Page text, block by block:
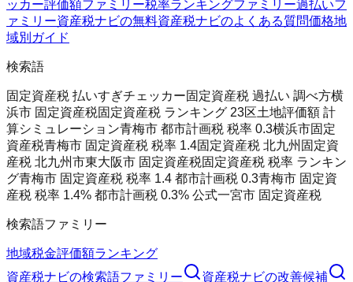
ッカー評価額ファミリー税率ランキングファミリー過払いフ
ァミリー資産税ナビの無料資産税ナビのよくある質問価格地
域別ガイド
検索語
固定資産税 払いすぎチェッカー固定資産税 過払い 調べ方横
浜市 固定資産税固定資産税 ランキング 23区土地評価額 計
算シミュレーション青梅市 都市計画税 税率 0.3横浜市固定
資産税青梅市 固定資産税 税率 1.4固定資産税 北九州 固定資
産税 北九州市東大阪市 固定資産税固定資産税 税率 ランキン
グ青梅市 固定資産税 税率 1.4 都市計画税 0.3青梅市 固定資
産税 税率 1.4% 都市計画税 0.3% 公式一宮市 固定資産税
検索語ファミリー
地域税金評価額ランキング
資産税ナビの検索語ファミリー 資産税ナビの改善候補